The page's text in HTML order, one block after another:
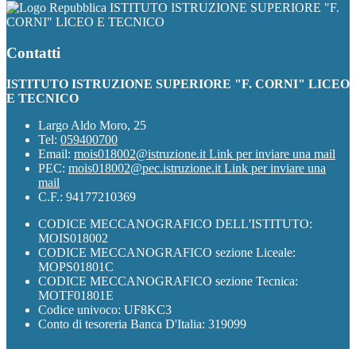
ISTITUTO ISTRUZIONE SUPERIORE "F.
CORNI" LICEO E TECNICO
Contatti
ISTITUTO ISTRUZIONE SUPERIORE "F. CORNI" LICEO
E TECNICO
Largo Aldo Moro, 25
Tel: 059400700
Email: mois018002@istruzione.it Link per inviare una mail
PEC: mois018002@pec.istruzione.it Link per inviare una
mail
C.F.: 94177210369
CODICE MECCANOGRAFICO DELL'ISTITUTO:
MOIS018002
CODICE MECCANOGRAFICO sezione Liceale:
MOPS01801C
CODICE MECCANOGRAFICO sezione Tecnica:
MOTF01801E
Codice univoco: UF8KC3
Conto di tesoreria Banca D'Italia: 319099